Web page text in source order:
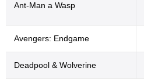
Ant-Man a Wasp
Avengers: Endgame
Deadpool & Wolverine